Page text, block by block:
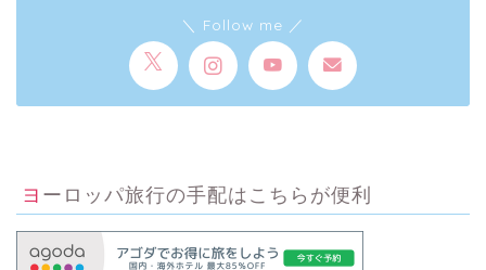
＼ Follow me ／
ヨーロッパ旅行の手配はこちらが便利